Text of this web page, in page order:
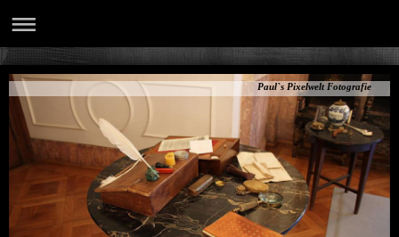
Paul`s Pixelwelt Fotografie